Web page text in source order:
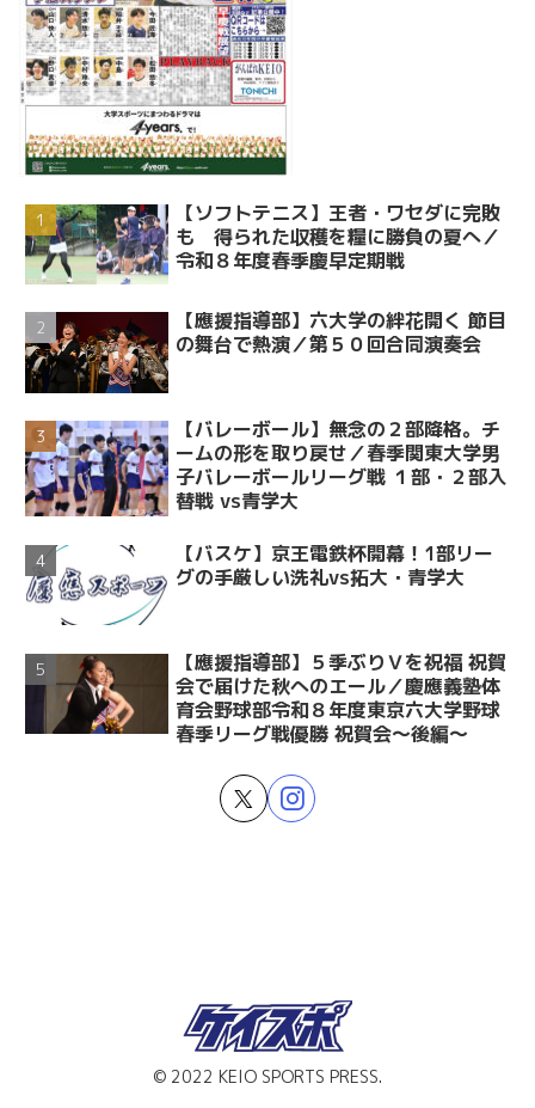
【ソフトテニス】王者・ワセダに完敗
も 得られた収穫を糧に勝負の夏へ／
令和８年度春季慶早定期戦
【應援指導部】六大学の絆花開く 節目
の舞台で熱演／第５０回合同演奏会
【バレーボール】無念の２部降格。チ
ームの形を取り戻せ／春季関東大学男
子バレーボールリーグ戦 １部・２部入
替戦 vs青学大
【バスケ】京王電鉄杯開幕！1部リー
グの手厳しい洗礼vs拓大・青学大
【應援指導部】５季ぶりＶを祝福 祝賀
会で届けた秋へのエール／慶應義塾体
育会野球部令和８年度東京六大学野球
春季リーグ戦優勝 祝賀会～後編～
© 2022 KEIO SPORTS PRESS.